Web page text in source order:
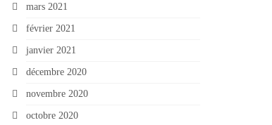
mars 2021
février 2021
janvier 2021
décembre 2020
novembre 2020
octobre 2020